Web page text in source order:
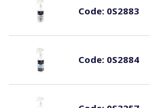
Code:0S2883
Code:0S2884